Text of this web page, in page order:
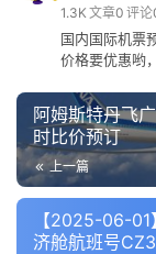
1.3K 文章0 评论
国内国际机票
价格要优惠哟
阿姆斯特丹飞
时比价预订
上一篇
【2025-06-
济舱航班号